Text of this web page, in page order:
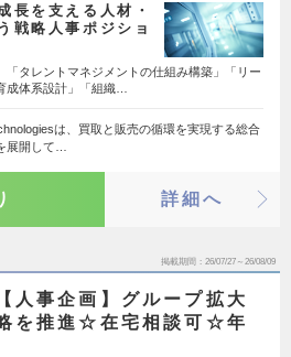
長を支える人材・
戦略人事ポジショ
「タレントマネジメントの仕組み構築」「リー
成体系設計」「組織…
は、買取と販売の循環を実現する総合
展開して…
詳細へ
掲載期間 26/07/27～26/08/09
人事企画】グループ拡大
を推進☆在宅相談可☆年